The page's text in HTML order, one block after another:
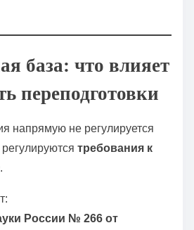
база: что влияет
переподготовки
напрямую не регулируется
требования к
.
России № 266 от